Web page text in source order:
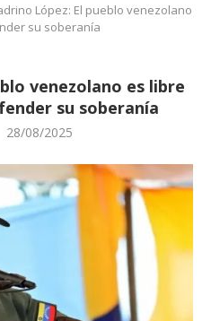
López: El pueblo venezolano
su soberanía
venezolano es libre
su soberanía
28/08/2025